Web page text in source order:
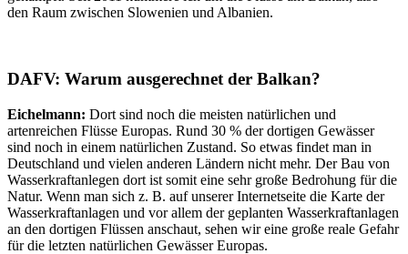
den Raum zwischen Slowenien und Albanien.
DAFV: Warum ausgerechnet der Balkan?
Eichelmann: Dort sind noch die meisten natürlichen und
artenreichen Flüsse Europas. Rund 30 % der dortigen Gewässer
sind noch in einem natürlichen Zustand. So etwas findet man in
Deutschland und vielen anderen Ländern nicht mehr. Der Bau von
Wasserkraftanlegen dort ist somit eine sehr große Bedrohung für die
Natur. Wenn man sich z. B. auf unserer Internetseite die Karte der
Wasserkraftanlagen und vor allem der geplanten Wasserkraftanlagen
an den dortigen Flüssen anschaut, sehen wir eine große reale Gefahr
für die letzten natürlichen Gewässer Europas.